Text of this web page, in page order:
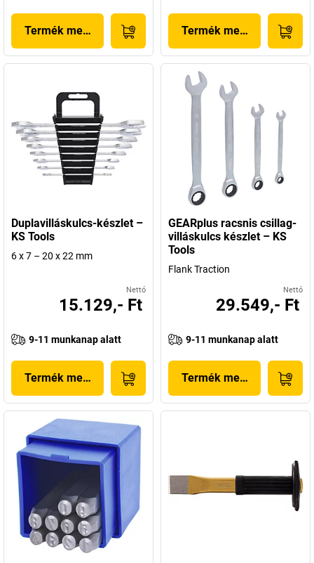
Termék megjelenítése Termék megjelenítése
Duplavilláskulcs-készlet –
KS Tools
6 x 7 – 20 x 22 mm
Nettó
15.129,- Ft
9-11 munkanap alatt
Termék megjelenítése
GEARplus racsnis csillag-
villáskulcs készlet – KS
Tools
Flank Traction
Nettó
29.549,- Ft
9-11 munkanap alatt
Termék megjelenítése